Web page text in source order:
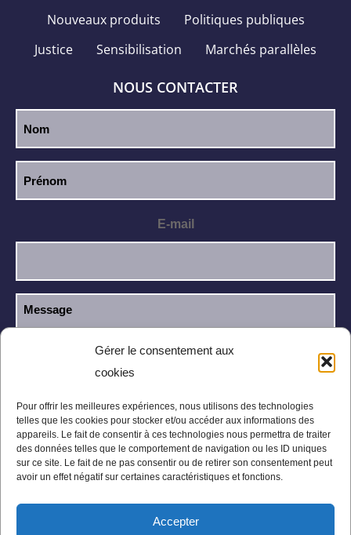
Gérer le consentement aux
cookies
Pour offrir les meilleures expériences, nous utilisons des technologies
telles que les cookies pour stocker et/ou accéder aux informations des
appareils. Le fait de consentir à ces technologies nous permettra de traiter
des données telles que le comportement de navigation ou les ID uniques
sur ce site. Le fait de ne pas consentir ou de retirer son consentement peut
avoir un effet négatif sur certaines caractéristiques et fonctions.
Accepter
Nouveaux produits
Politiques publiques
Justice
Sensibilisation Marchés parallèles
NOUS CONTACTER
E-mail
J’ai lu et j’accepte la
confidentialité.